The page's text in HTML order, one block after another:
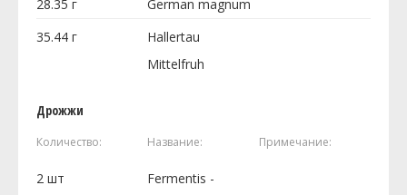
28.35 г
German magnum
35.44 г
Hallertau
Mittelfruh
Дрожжи
Количество: Название: Примечание:
2 шт
Fermentis -